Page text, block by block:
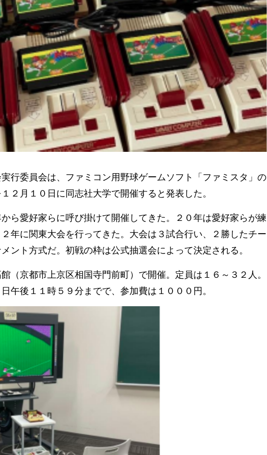
行委員会は、ファミコン用野球ゲームソフト「ファミスタ」の
２月１０日に同志社大学で開催すると発表した。
ら愛好家らに呼び掛けて開催してきた。２０年は愛好家らが練
年に関東大会を行ってきた。大会は３試合行い、２勝したチー
ント方式だ。初戦の枠は公式抽選会によって決定される。
（京都市上京区相国寺門前町）で開催。定員は１６～３２人。
午後１１時５９分までで、参加費は１０００円。